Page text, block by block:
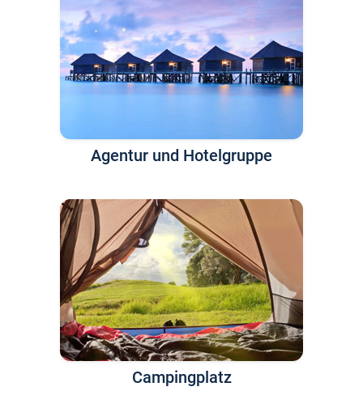
Agentur und Hotelgruppe
Campingplatz